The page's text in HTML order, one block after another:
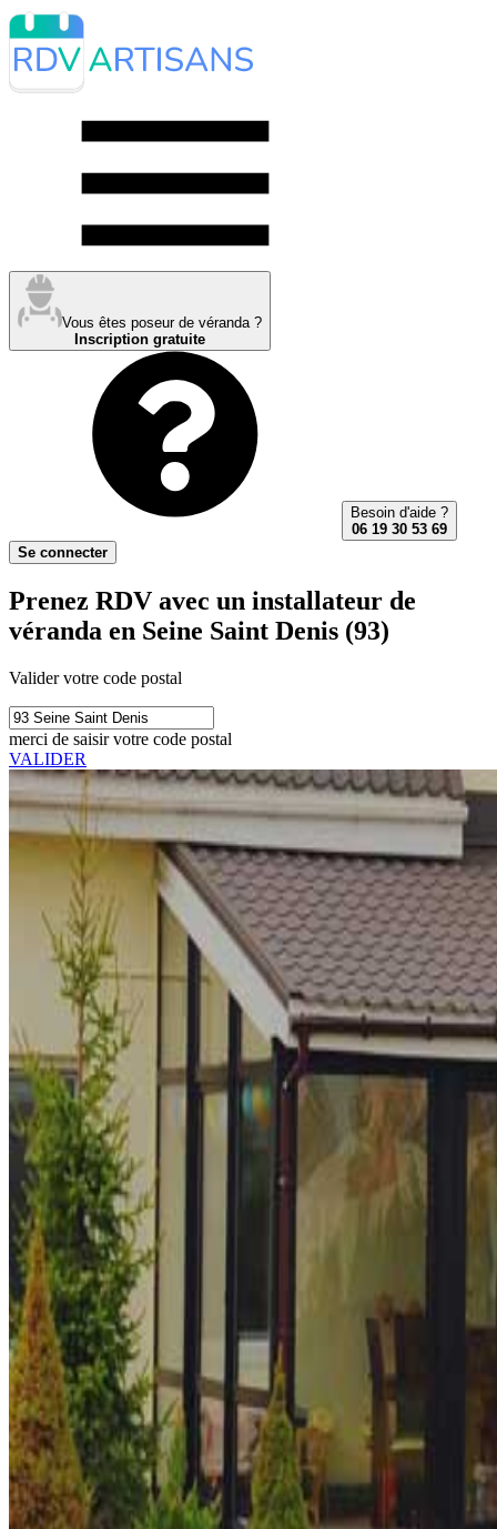
Vous êtes poseur de véranda ?
Inscription gratuite
Besoin d'aide ?
06 19 30 53 69
Se connecter
Prenez RDV avec un installateur de
véranda en Seine Saint Denis (93)
Valider votre code postal
merci de saisir votre code postal
VALIDER